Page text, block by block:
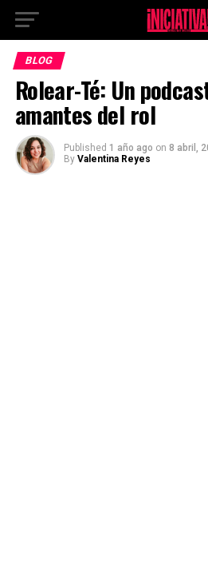
BLOG
Rolear-Té: Un
amantes del rol
Published 1 año ago on 8 abril,
By Valentina Reyes
Ir a la versión